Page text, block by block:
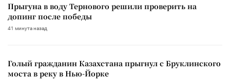
Прыгуна в воду Тернового решили проверить на
допинг после победы
41 минута назад
Голый гражданин Казахстана прыгнул с Бруклинского
моста в реку в Нью-Йорке